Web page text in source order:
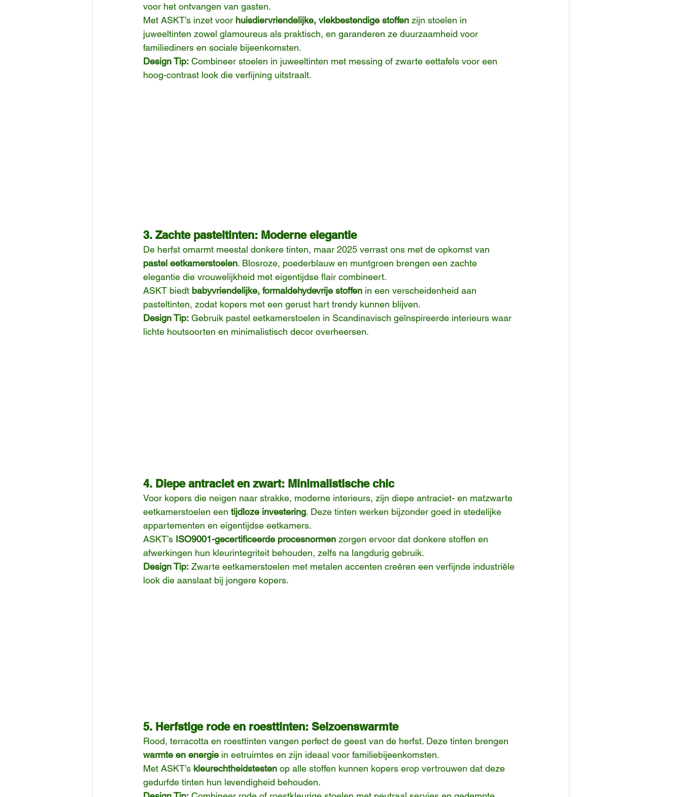
voor het ontvangen van gasten.
Met ASKT’s inzet voor huisdiervriendelijke, vlekbestendige stoffen zijn stoelen in
juweeltinten zowel glamoureus als praktisch, en garanderen ze duurzaamheid voor
familiediners en sociale bijeenkomsten.
Design Tip: Combineer stoelen in juweeltinten met messing of zwarte eettafels voor een
hoog-contrast look die verfijning uitstraalt.
3. Zachte pasteltinten: Moderne elegantie
De herfst omarmt meestal donkere tinten, maar 2025 verrast ons met de opkomst van
pastel eetkamerstoelen. Blosroze, poederblauw en muntgroen brengen een zachte
elegantie die vrouwelijkheid met eigentijdse flair combineert.
ASKT biedt babyvriendelijke, formaldehydevrije stoffen in een verscheidenheid aan
pasteltinten, zodat kopers met een gerust hart trendy kunnen blijven.
Design Tip: Gebruik pastel eetkamerstoelen in Scandinavisch geïnspireerde interieurs waar
lichte houtsoorten en minimalistisch decor overheersen.
4. Diepe antraciet en zwart: Minimalistische chic
Voor kopers die neigen naar strakke, moderne interieurs, zijn diepe antraciet- en matzwarte
eetkamerstoelen een tijdloze investering. Deze tinten werken bijzonder goed in stedelijke
appartementen en eigentijdse eetkamers.
ASKT’s ISO9001-gecertificeerde procesnormen zorgen ervoor dat donkere stoffen en
afwerkingen hun kleurintegriteit behouden, zelfs na langdurig gebruik.
Design Tip: Zwarte eetkamerstoelen met metalen accenten creëren een verfijnde industriële
look die aanslaat bij jongere kopers.
5. Herfstige rode en roesttinten: Seizoenswarmte
Rood, terracotta en roesttinten vangen perfect de geest van de herfst. Deze tinten brengen
warmte en energie in eetruimtes en zijn ideaal voor familiebijeenkomsten.
Met ASKT’s kleurechtheidstesten op alle stoffen kunnen kopers erop vertrouwen dat deze
gedurfde tinten hun levendigheid behouden.